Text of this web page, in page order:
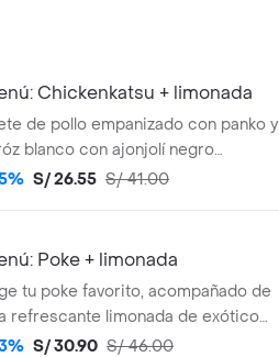
Chickenkatsu + limonada
de pollo empanizado con panko y
blanco con ajonjolí negro
de ensaladita de col,
S/ 26.55 S/ 41.00
Poke + limonada
tu poke favorito, acompañado de
refrescante limonada de exótico
S/ 30.90 S/ 46.00